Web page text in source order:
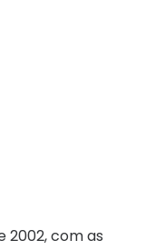
2002, com as